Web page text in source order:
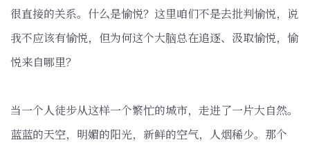
很直接的关系。什么是愉悦？这里咱们不是去批判愉悦，说
我不应该有愉悦，但为何这个大脑总在追逐、汲取愉悦，愉
悦来自哪里？
当一个人徒步从这样一个繁忙的城市，走进了一片大自然。
蓝蓝的天空，明媚的阳光，新鲜的空气，人烟稀少。那个